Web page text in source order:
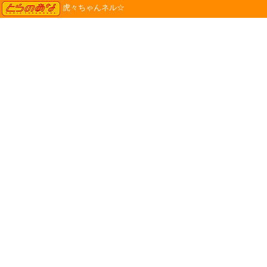
TORANOANA
虎々ちゃんネル☆